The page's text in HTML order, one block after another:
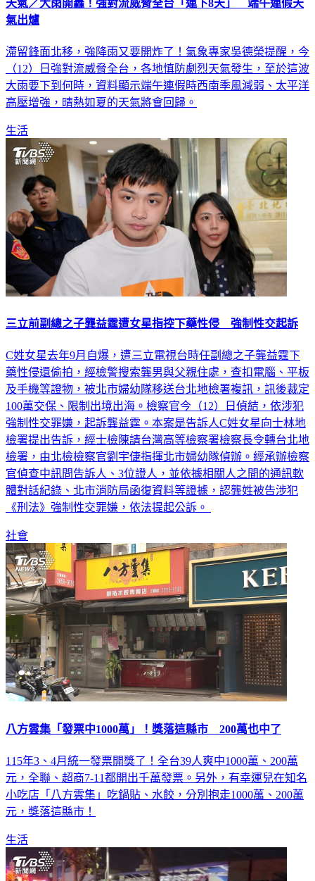
天氣／大雨開轟！強對流威脅全台「連下8天」 端午連假天
氣出爐
滯留鋒面北移，強降雨又要開炸了！氣象專家吳德榮提醒，今
（12）日強對流威脅全台，各地慎防劇烈天氣發生，至於這波
大雨要下到何時，資料顯示端午連假時西南季風減弱、太平洋
高壓增強，晴熱如夏的天氣將會回歸。
生活
三立前副總之子龔益霆遭女星指控下藥性侵 強制性交起訴
C姓女星去年9月自爆，遭三立電視台時任副總之子龔益霆下
藥性侵還偷拍，經檢警搜索龔男與父親住處，查扣電腦、平板
及手機等證物，被北市婦幼隊移送台北地檢署複訊，訊後裁定
100萬交保、限制出境出海。檢察官今（12）日偵結，依涉犯
強制性交罪嫌，起訴龔益霆。本案是告訴人C姓女星向士林地
檢署提出告訴，經士檢陳請台灣高等檢察署檢察長令轉台北地
檢署，由北檢檢察官劉宇倢指揮北市婦幼隊偵辦。經承辦檢察
官偵查中訊問告訴人、3位證人，並依據相關人之間的通訊軟
體對話紀錄、北市消防局函復資料等證據，認龔姓被告涉犯
《刑法》強制性交罪嫌，依法提起公訴。
社會
八方雲集「發票中1000萬」！獎落這縣市 200萬也中了
115年3、4月統一發票開獎了！全台39人爽中1000萬、200萬
元，全聯、超商7-11都開出千萬發票。另外，有幸運兒在知名
小吃店「八方雲集」吃鍋貼、水餃，分別抱走1000萬、200萬
元，獎落這縣市！
生活